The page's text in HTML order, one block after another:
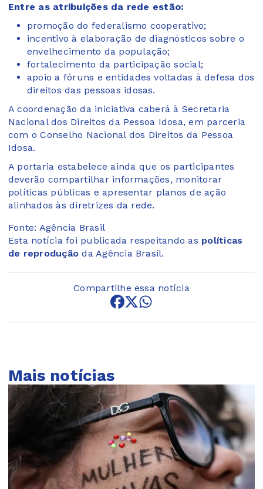
Entre as atribuições da rede estão:
promoção do federalismo cooperativo;
incentivo à elaboração de diagnósticos sobre o
envelhecimento da população;
fortalecimento da participação social;
apoio a fóruns e entidades voltadas à defesa dos
direitos das pessoas idosas.
A coordenação da iniciativa caberá à Secretaria
Nacional dos Direitos da Pessoa Idosa, em parceria
com o Conselho Nacional dos Direitos da Pessoa
Idosa.
A portaria estabelece ainda que os participantes
deverão compartilhar informações, monitorar
políticas públicas e apresentar planos de ação
alinhados às diretrizes da rede.
Fonte: Agência Brasil
Esta notícia foi publicada respeitando as políticas
de reprodução da Agência Brasil.
Compartilhe essa notícia
Mais notícias